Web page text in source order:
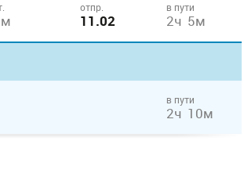
отпр.
11.02
в пути
2ч 5м
в пути
2ч 10м